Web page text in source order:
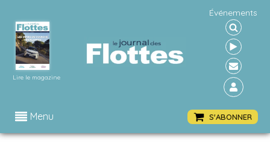
Lire le magazine
Événements
Menu S'ABONNER